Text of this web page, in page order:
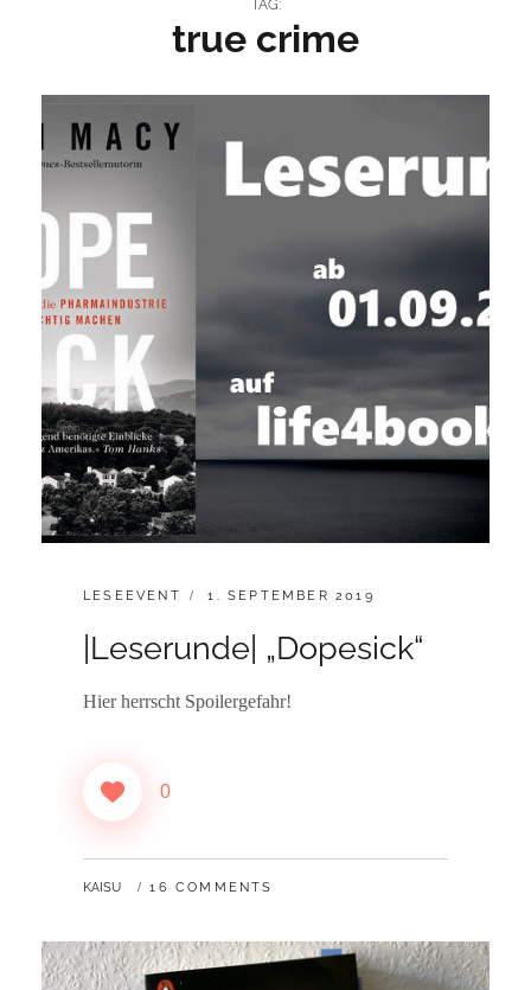
TAG:
true crime
CATEGORIES:
LESEEVENT
POSTED
1. SEPTEMBER 2019
|Leserunde| „Dopesick“
Hier herrscht Spoilergefahr!
0
BY
KAISU 16 COMMENTS